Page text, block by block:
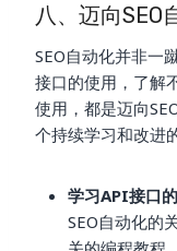
八、迈向SEO
SEO自动化并非一
接口的使用，了解
使用，都是迈向
个持续学习和改进
学习API接口
SEO自动化的